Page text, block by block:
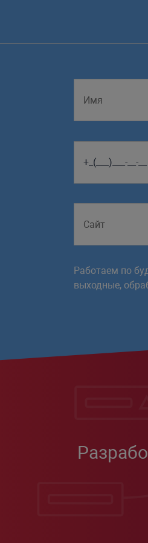
Работаем по
выходные,